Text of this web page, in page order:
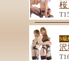
桜
S級
沢